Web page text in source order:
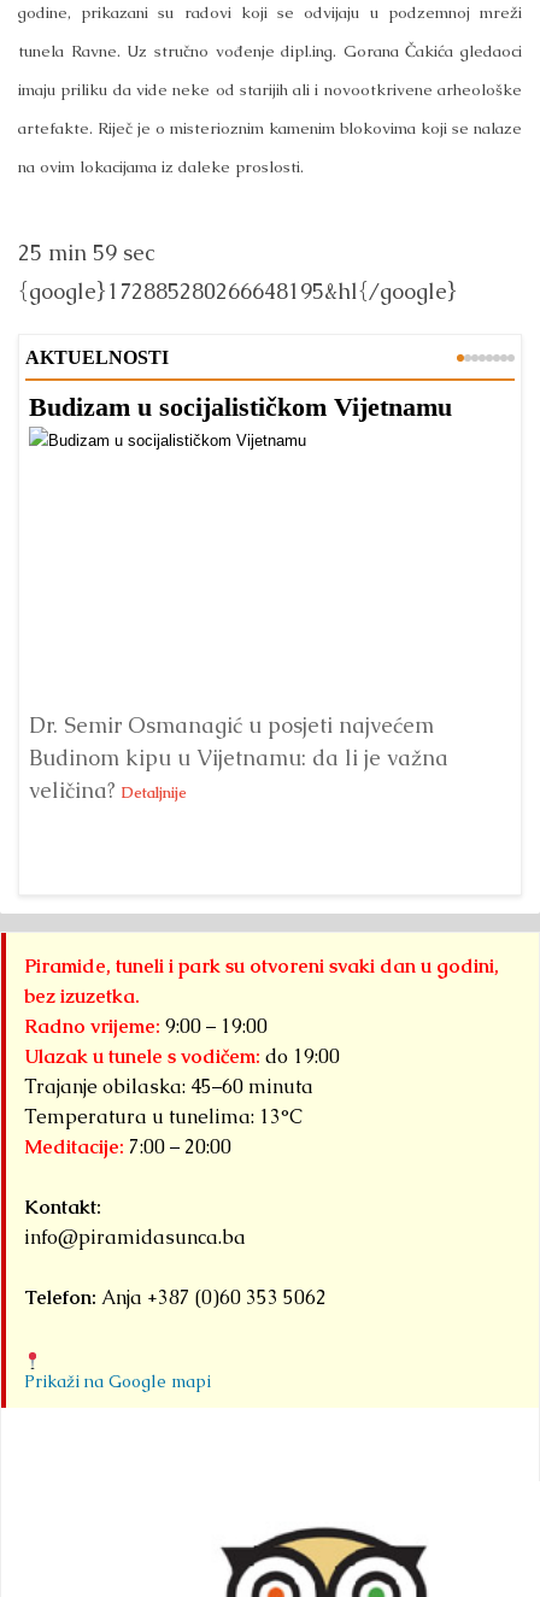
godine, prikazani su radovi koji se odvijaju u podzemnoj mreži
tunela Ravne. Uz stručno vođenje dipl.ing. Gorana Čakića gledaoci
imaju priliku da vide neke od starijih ali i novootkrivene arheološke
artefakte. Riječ je o misterioznim kamenim blokovima koji se nalaze
na ovim lokacijama iz daleke proslosti.
25 min 59 sec
{google}172885280266648195&hl{/google}
AKTUELNOSTI
Budizam u socijalističkom Vijetnamu
Dr. Semir Osmanagić u posjeti najvećem
Budinom kipu u Vijetnamu: da li je važna
veličina? Detaljnije
Piramide, tuneli i park su otvoreni svaki dan u godini,
bez izuzetka.
Radno vrijeme: 9:00 – 19:00
Ulazak u tunele s vodičem: do 19:00
Trajanje obilaska: 45–60 minuta
Temperatura u tunelima: 13°C
Meditacije: 7:00 – 20:00
Kontakt:
info@piramidasunca.ba
Telefon: Anja +387 (0)60 353 5062
Prikaži na Google mapi